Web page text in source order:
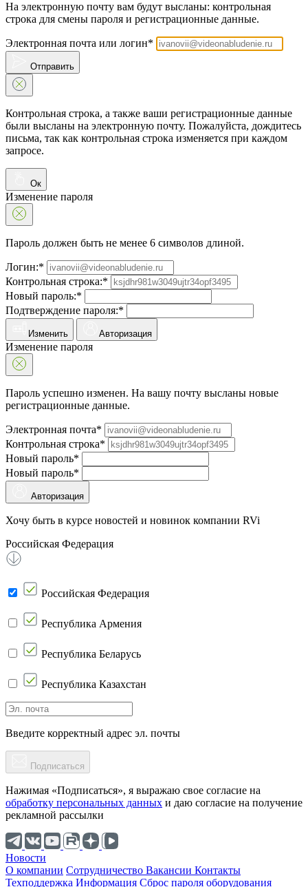
На электронную почту вам будут высланы: контрольная
строка для смены пароля и регистрационные данные.
Электронная почта или логин*
Отправить
Контрольная строка, а также ваши регистрационные данные
были высланы на электронную почту. Пожалуйста, дождитесь
письма, так как контрольная строка изменяется при каждом
запросе.
Ок
Изменение пароля
Пароль должен быть не менее 6 символов длиной.
Логин:*
Контрольная строка:*
Новый пароль:*
Подтверждение пароля:*
Изменить Авторизация
Изменение пароля
Пароль успешно изменен. На вашу почту высланы новые
регистрационные данные.
Электронная почта*
Контрольная строка*
Новый пароль*
Новый пароль*
Авторизация
Хочу быть в курсе новостей и новинок компании RVi
Российская Федерация
Российская Федерация
Республика Армения
Республика Беларусь
Республика Казахстан
Введите корректный адрес эл. почты
Подписаться
Нажимая «Подписаться», я выражаю свое согласие на
обработку персональных данных и даю согласие на получение
рекламной рассылки
Новости
О компании Cотрудничество Вакансии Контакты
Техподдержка Информация Сброс пароля оборудования